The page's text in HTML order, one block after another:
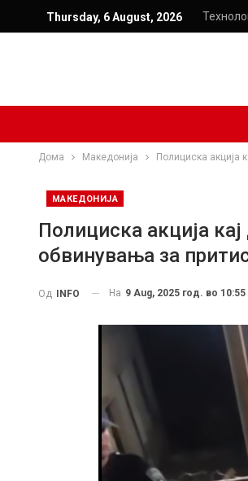
Thursday, 6 August, 2026
Дома Македонија Полициска акција
МАКЕДОНИЈА
Полициска акција
обвинувања за
Од INFO На 9 Aug, 2025 год. во 10:55